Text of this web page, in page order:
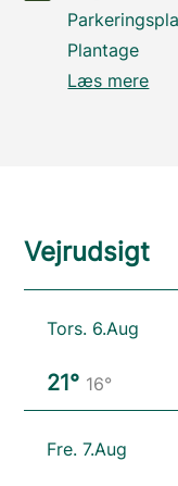
Plantage
Læs mere
Vejrudsigt
Tors. 6.Aug
21° 16°
Fre. 7.Aug